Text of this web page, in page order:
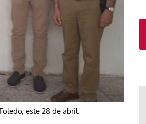
este 28 de abril.